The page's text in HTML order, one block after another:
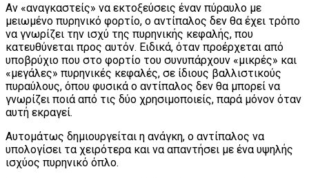
Αν «αναγκαστείς» να εκτοξεύσεις έναν πύραυλο με
μειωμένο πυρηνικό φορτίο, ο αντίπαλος δεν θα έχει τρόπο
να γνωρίζει την ισχύ της πυρηνικής κεφαλής, που
κατευθύνεται προς αυτόν. Ειδικά, όταν προέρχεται από
υποβρύχιο που στο φορτίο του συνυπάρχουν «μικρές» και
«μεγάλες» πυρηνικές κεφαλές, σε ίδιους βαλλιστικούς
πυραύλους, όπου φυσικά ο αντίπαλος δεν θα μπορεί να
γνωρίζει ποιά από τις δύο χρησιμοποιείς, παρά μόνον όταν
αυτή εκραγεί.
Αυτομάτως δημιουργείται η ανάγκη, ο αντίπαλος να
υπολογίσει τα χειρότερα και να απαντήσει με ένα υψηλής
ισχύος πυρηνικό όπλο.